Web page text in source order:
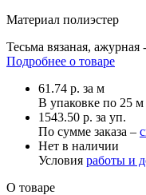
Материал полиэстер
Тесьма вязаная, ажурная
Подробнее о товаре
61.74 р. за м
В упаковке по 25 м
1543.50 р. за уп.
По сумме заказа –
Нет в наличии
Условия работы и
О товаре